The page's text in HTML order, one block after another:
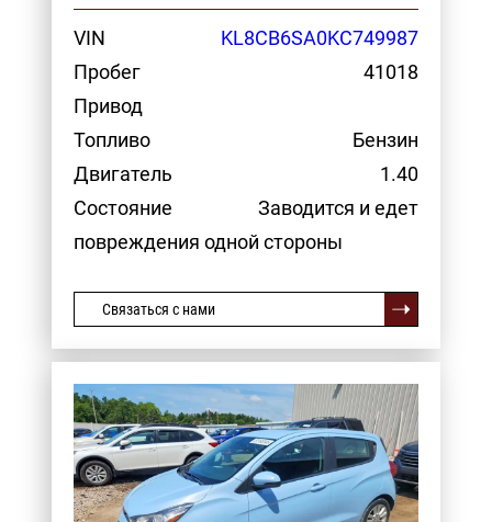
VIN
KL8CB6SA0KC749987
Пробег
41018
Привод
Топливо
Бензин
Двигатель
1.40
Состояние
Заводится и едет
повреждения одной стороны
Связаться с нами